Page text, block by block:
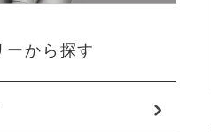
ーから探す